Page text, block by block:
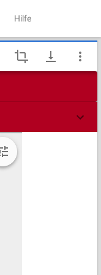
Hilfe